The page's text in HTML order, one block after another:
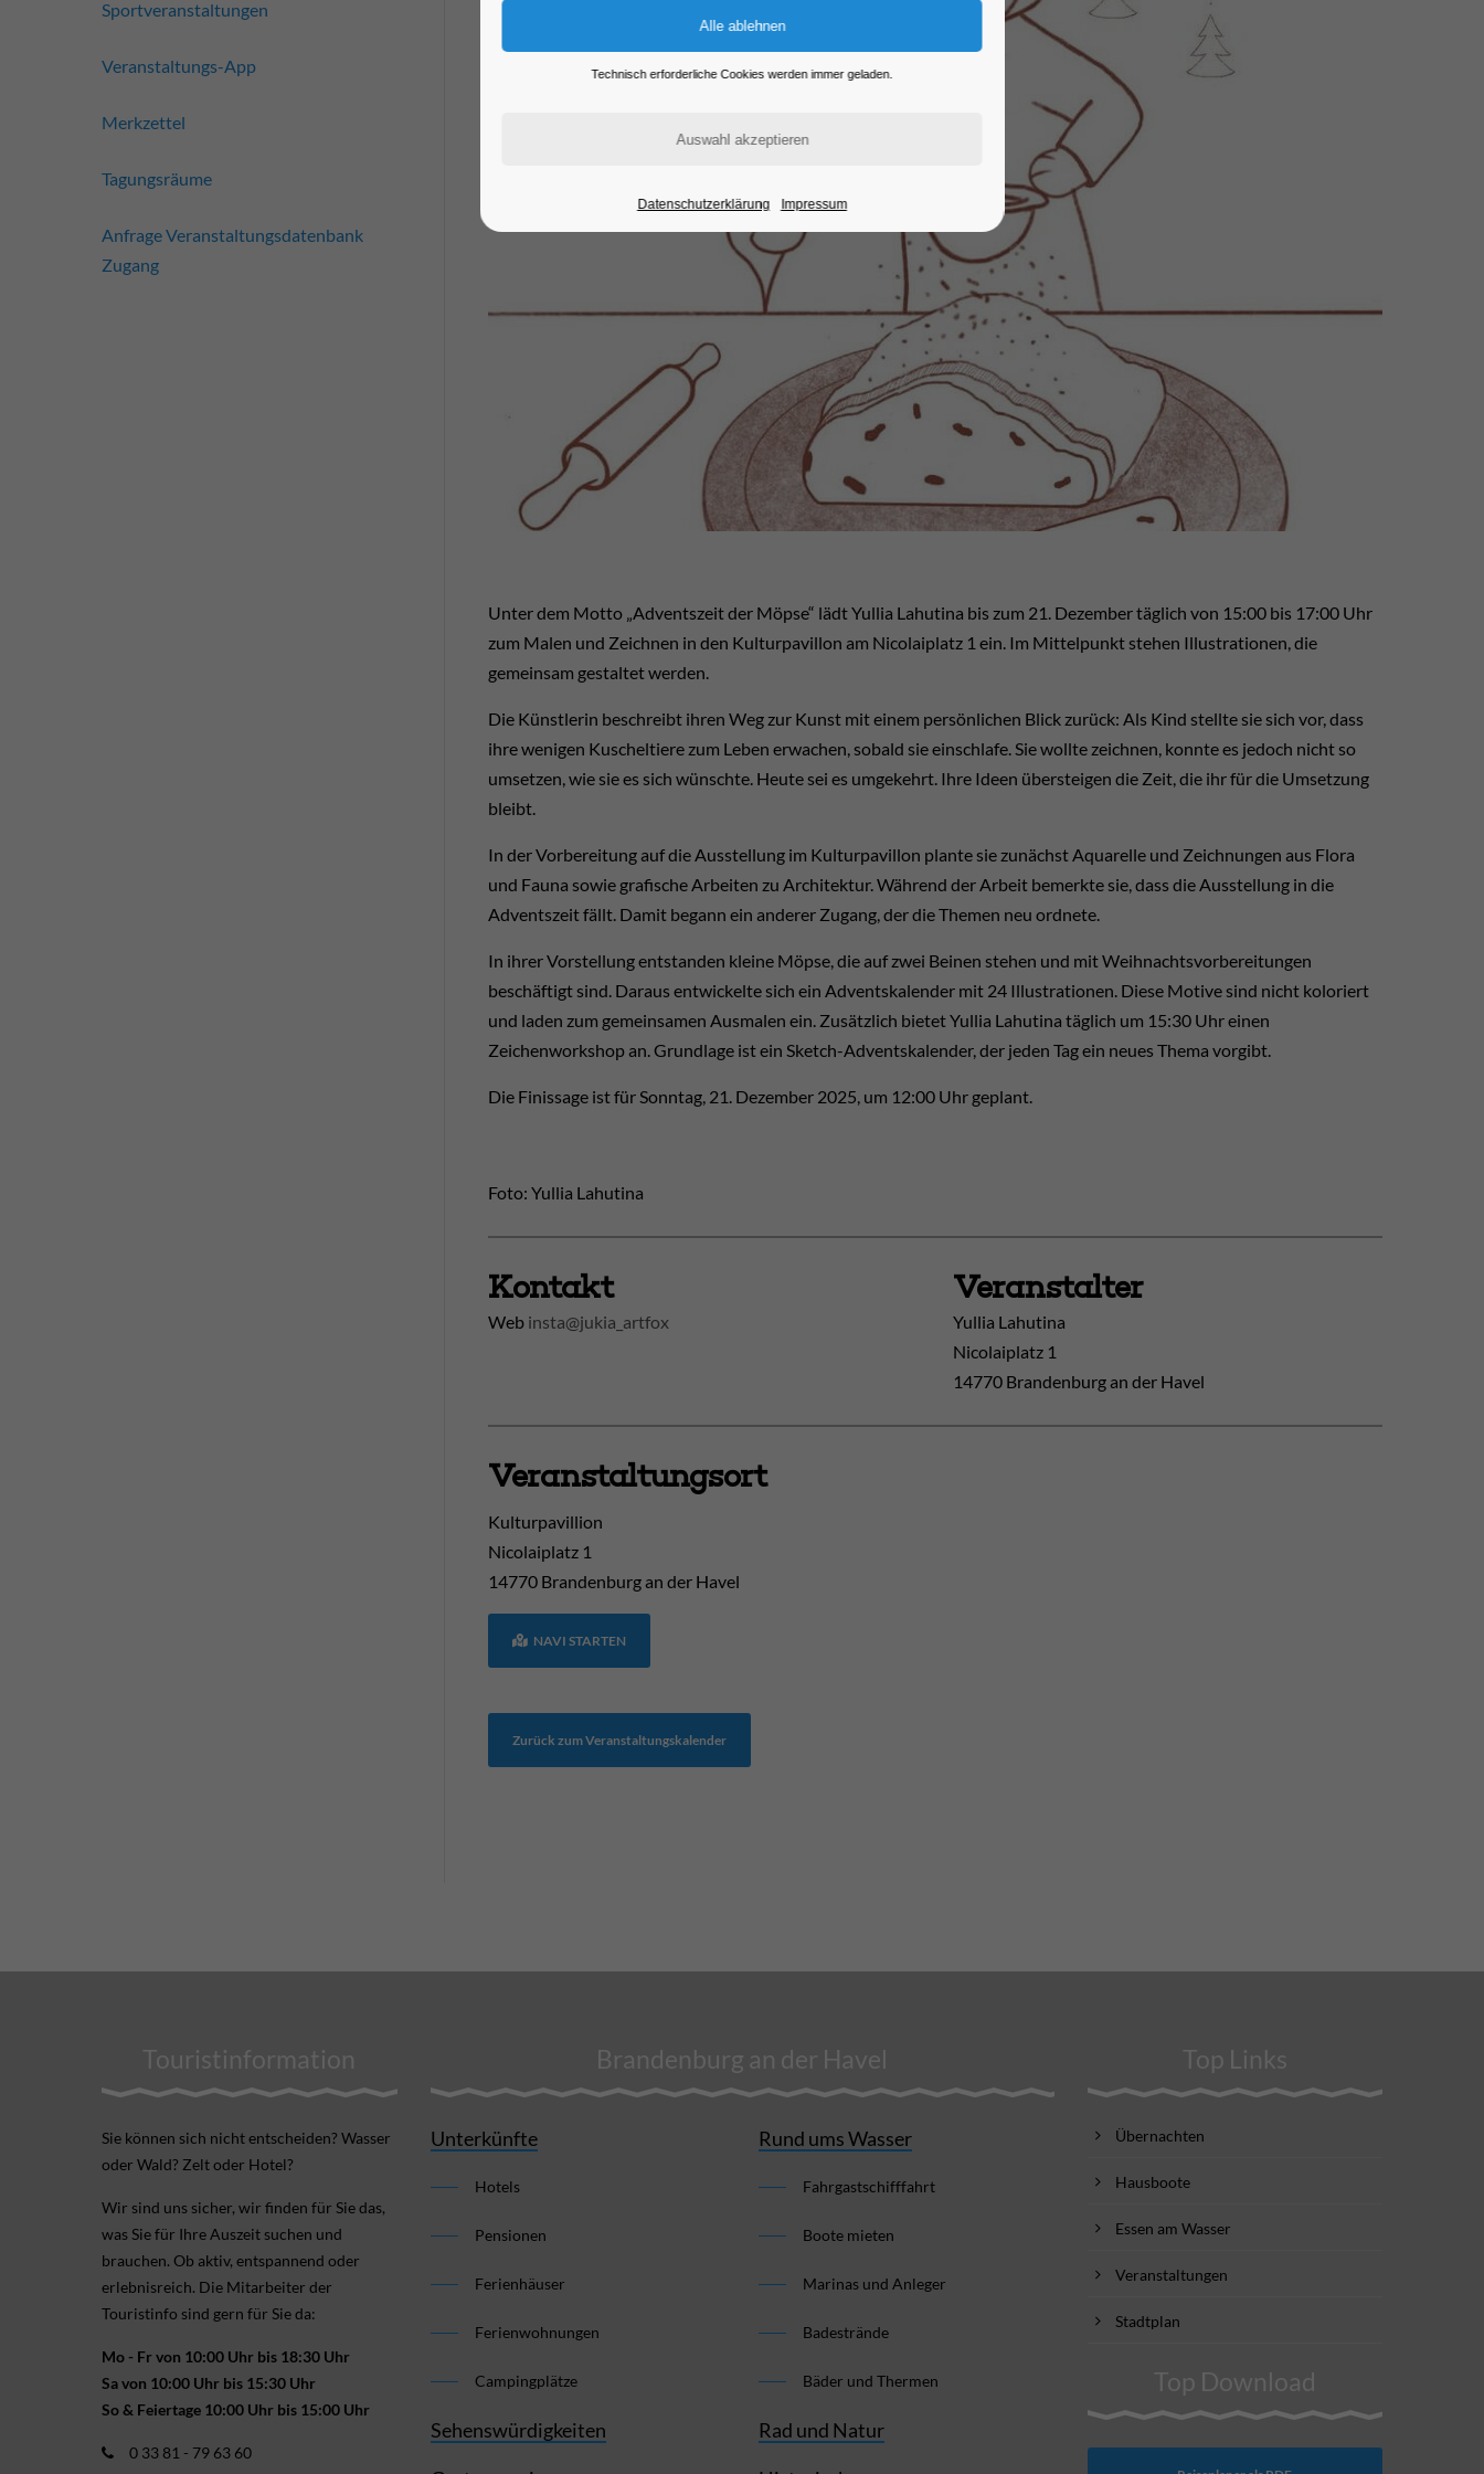
Unter dem Motto „Adventszeit der Möpse“ lädt Yullia Lahutina bis zum 21. Dezember täglich von 15:00 bis 17:00 Uhr
zum Malen und Zeichnen in den Kulturpavillon am Nicolaiplatz 1 ein. Im Mittelpunkt stehen Illustrationen, die
gemeinsam gestaltet werden.
Die Künstlerin beschreibt ihren Weg zur Kunst mit einem persönlichen Blick zurück: Als Kind stellte sie sich vor, dass
ihre wenigen Kuscheltiere zum Leben erwachen, sobald sie einschlafe. Sie wollte zeichnen, konnte es jedoch nicht so
umsetzen, wie sie es sich wünschte. Heute sei es umgekehrt. Ihre Ideen übersteigen die Zeit, die ihr für die Umsetzung
bleibt.
In der Vorbereitung auf die Ausstellung im Kulturpavillon plante sie zunächst Aquarelle und Zeichnungen aus Flora
und Fauna sowie grafische Arbeiten zu Architektur. Während der Arbeit bemerkte sie, dass die Ausstellung in die
Adventszeit fällt. Damit begann ein anderer Zugang, der die Themen neu ordnete.
In ihrer Vorstellung entstanden kleine Möpse, die auf zwei Beinen stehen und mit Weihnachtsvorbereitungen
beschäftigt sind. Daraus entwickelte sich ein Adventskalender mit 24 Illustrationen. Diese Motive sind nicht koloriert
und laden zum gemeinsamen Ausmalen ein. Zusätzlich bietet Yullia Lahutina täglich um 15:30 Uhr einen
Zeichenworkshop an. Grundlage ist ein Sketch-Adventskalender, der jeden Tag ein neues Thema vorgibt.
Die Finissage ist für Sonntag, 21. Dezember 2025, um 12:00 Uhr geplant.
Foto: Yullia Lahutina
Kontakt
Web insta@jukia_artfox
Veranstalter
Yullia Lahutina
Nicolaiplatz 1
14770 Brandenburg an der Havel
Veranstaltungsort
Kulturpavillion
Nicolaiplatz 1
14770 Brandenburg an der Havel
NAVI STARTEN
Zurück zum Veranstaltungskalender
Sportveranstaltungen
Veranstaltungs-App
Merkzettel
Tagungsräume
Anfrage Veranstaltungsdatenbank
Zugang
Touristinformation
Sie können sich nicht ent­scheiden? Wasser
oder Wald? Zelt oder Hotel?
Wir sind uns sicher, wir finden für Sie das,
was Sie für Ihre Aus­zeit suchen und
brauchen. Ob aktiv, ent­spannend oder
erlebnis­reich. Die Mitarbeiter der
Touristinfo sind gern für Sie da:
Mo - Fr von 10:00 Uhr bis 18:30 Uhr
Sa von 10:00 Uhr bis 15:30 Uhr
So & Feiertage 10:00 Uhr bis 15:00 Uhr
0 33 81 - 79 63 60
Brandenburg an der Havel
Unterkünfte
Hotels
Pensionen
Ferienhäuser
Ferienwohnungen
Campingplätze
Sehenswürdigkeiten
Rund ums Wasser
Fahrgastschifffahrt
Boote mieten
Marinas und Anleger
Badestrände
Bäder und Thermen
Rad und Natur
Top Links
Übernachten
Hausboote
Essen am Wasser
Veranstaltungen
Stadtplan
Top Download
Technisch erforderliche Cookies werden immer geladen.
Datenschutzerklärung Impressum